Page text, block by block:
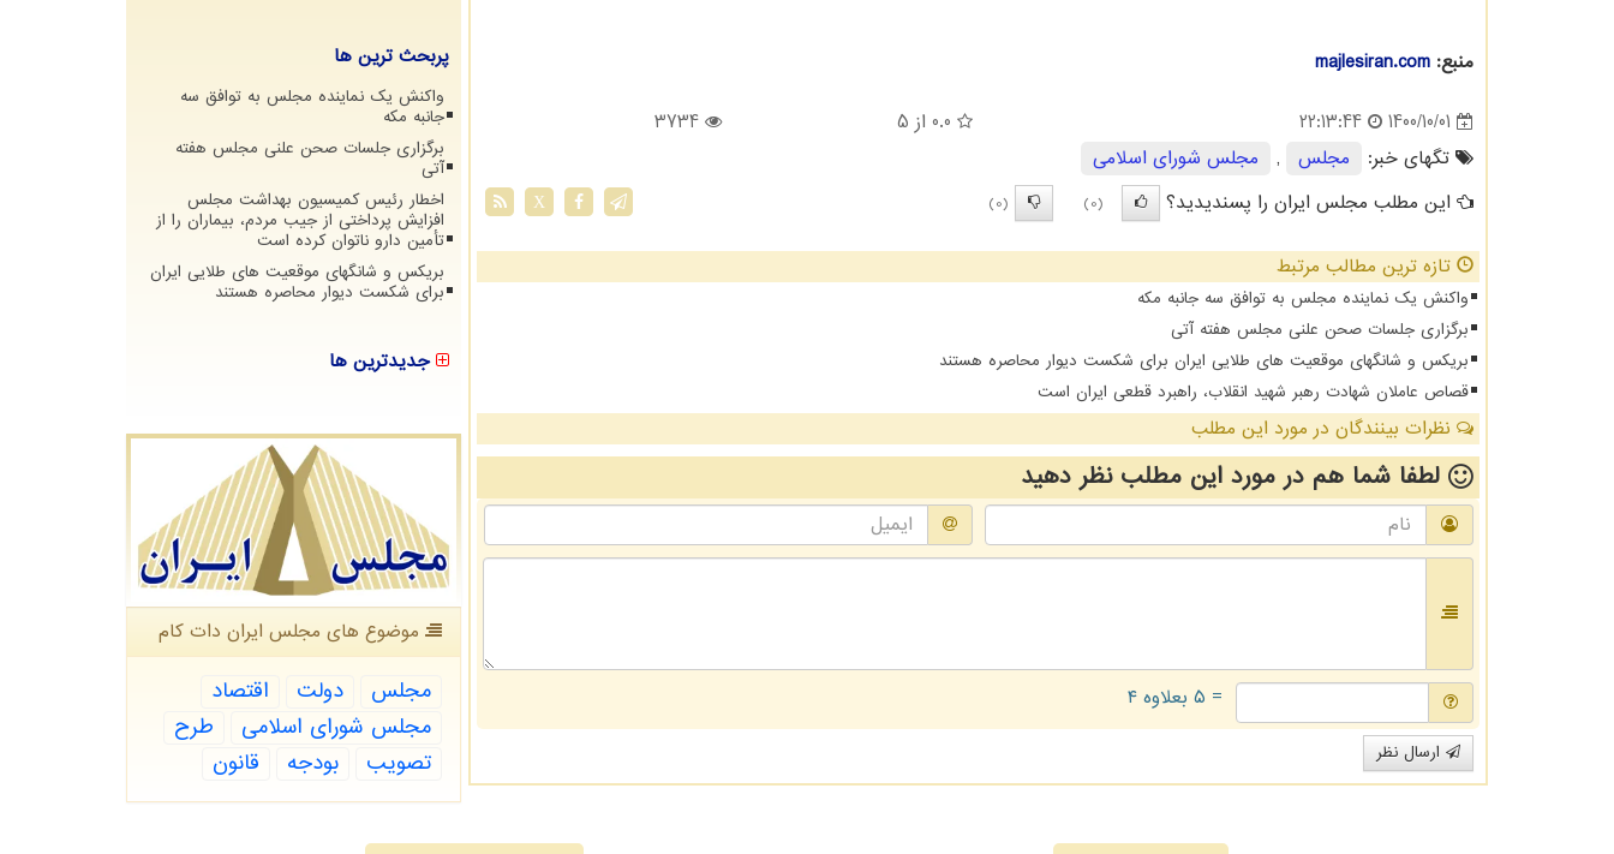
منبع: majlesiran.com
1400/10/01
22:13:44
0.0 از 5
3734
تگهای خبر:
مجلس ,
مجلس شورای اسلامی
این مطلب مجلس ایران را پسندیدید؟
(0)
(0)
X
تازه ترین مطالب مرتبط
واکنش یک نماینده مجلس به توافق سه جانبه مکه
برگزاری جلسات صحن علنی مجلس هفته آتی
بریکس و شانگهای موقعیت های طلایی ایران برای شکست دیوار محاصره هستند
قصاص عاملان شهادت رهبر شهید انقلاب، راهبرد قطعی ایران است
نظرات بینندگان در مورد این مطلب
لطفا شما هم در مورد این مطلب نظر دهید
= ۵ بعلاوه ۴
ارسال نظر
پربحث ترین ها
واکنش یک نماینده مجلس به توافق سه
جانبه مکه
برگزاری جلسات صحن علنی مجلس هفته
آتی
اخطار رئیس کمیسیون بهداشت مجلس
افزایش پرداختی از جیب مردم، بیماران را از
تأمین دارو ناتوان کرده است
بریکس و شانگهای موقعیت های طلایی ایران
برای شکست دیوار محاصره هستند
جدیدترین ها
موضوع های مجلس ایران دات كام
مجلس دولت
اقتصاد
مجلس شورای اسلامی
طرح
تصویب
بودجه قانون